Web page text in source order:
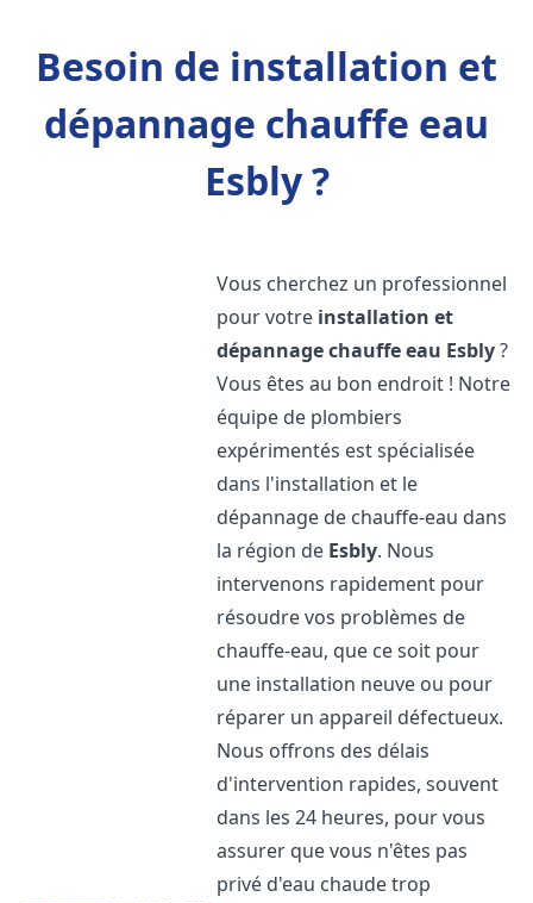
Besoin de installation et
dépannage chauffe eau
Esbly ?
Vous cherchez un professionnel
pour votre installation et
dépannage chauffe eau Esbly?
Vous êtes au bon endroit ! Notre
équipe de plombiers
expérimentés est spécialisée
dans l'installation et le
dépannage de chauffe-eau dans
la région de Esbly. Nous
intervenons rapidement pour
résoudre vos problèmes de
chauffe-eau, que ce soit pour
une installation neuve ou pour
réparer un appareil défectueux.
Nous offrons des délais
d'intervention rapides, souvent
dans les 24 heures, pour vous
assurer que vous n'êtes pas
privé d'eau chaude trop